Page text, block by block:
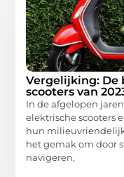
Vergelijking: De
scooters van
In de afgelopen
elektrische scooters
hun
het gemak om door
navigeren,